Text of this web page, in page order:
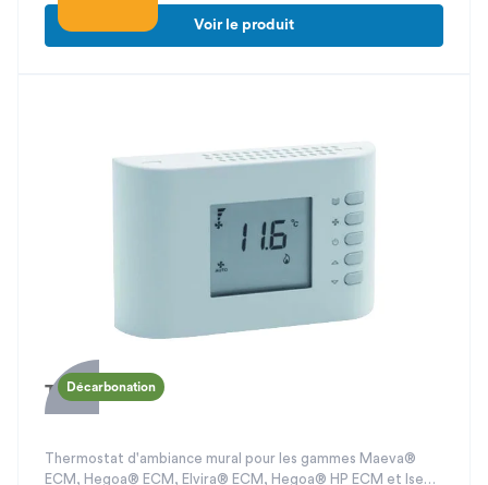
Voir le produit
Décarbonation
THM-ECM2
Thermostat d'ambiance mural pour les gammes Maeva®
ECM, Hegoa® ECM, Elvira® ECM, Hegoa® HP ECM et Isea®